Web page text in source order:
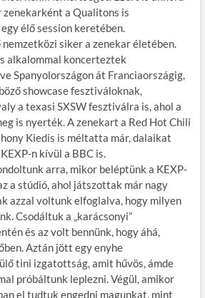
zenekarként a Qualitons is
élő session keretében.
nemzetközi siker a zenekar életében.
alkalommal koncerteztek
Spanyolországon át Franciaországig,
showcase fesztiváloknak,
a texasi SXSW fesztiválra is, ahol a
is nyerték. A zenekart a Red Hot Chili
Kiedis is méltatta már, dalaikat
n kívül a BBC is.
arra, mikor beléptünk a KEXP-
a stúdió, ahol játszottak már nagy
azzal voltunk elfoglalva, hogy milyen
Csodáltuk a „karácsonyi”
és az volt bennünk, hogy áhá,
Aztán jött egy enyhe
tini izgatottság, amit hűvös, ámde
próbáltunk leplezni. Végül, amikor
el tudtuk engedni magunkat, mint